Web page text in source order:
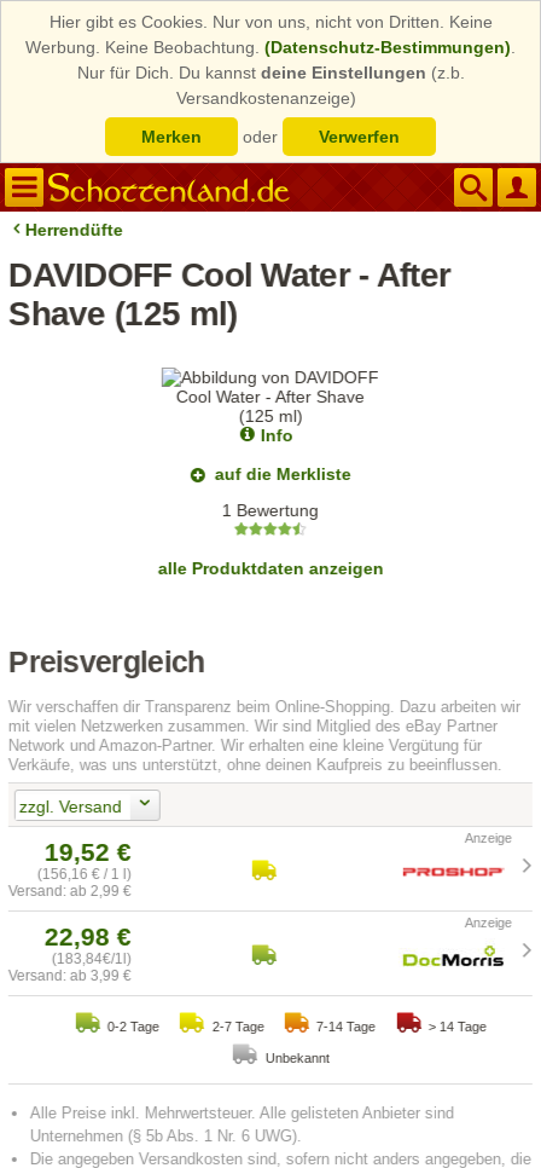
Hier gibt es Cookies. Nur von uns, nicht von Dritten. Keine
Werbung. Keine Beobachtung. (Datenschutz-Bestimmungen)
Nur für Dich. Du kannst deine Einstellungen (z.b.
Versandkostenanzeige)
Merken
oder Verwerfen
Herrendüfte
DAVIDOFF Cool Water - After
Shave (125 ml)
Info
auf die Merkliste
1 Bewertung
alle Produktdaten anzeigen
Preisvergleich
Wir verschaffen dir Transparenz beim Online-Shopping. Dazu arbeiten wir
mit vielen Netzwerken zusammen. Wir sind Mitglied des eBay Partner
Network und Amazon-Partner. Wir erhalten eine kleine Vergütung für
Verkäufe, was uns unterstützt, ohne deinen Kaufpreis zu beeinflussen.
zzgl. Versand
19,52 €
(156,16 € / 1 l)
Versand: ab 2,99 €
22,98 €
(183,84€/1l)
Versand: ab 3,99 €
0-2 Tage 2-7 Tage 7-14 Tage > 14 Tage
Unbekannt